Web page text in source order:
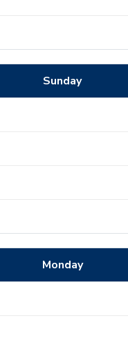
Sunday
Monday